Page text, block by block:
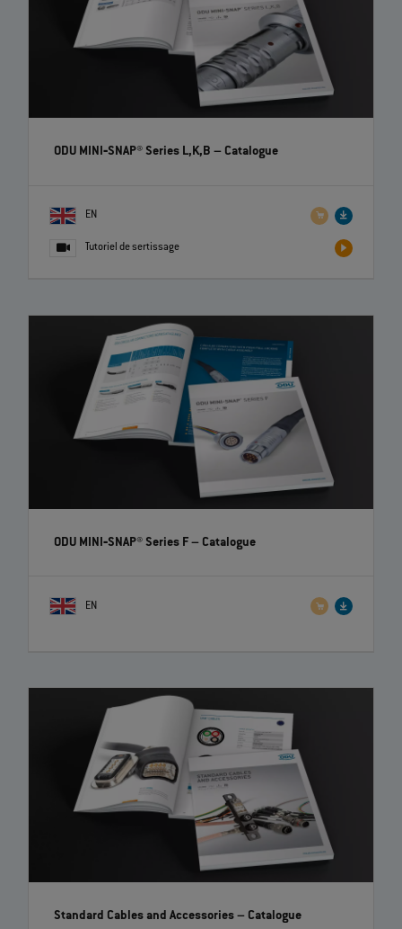
ODU MINI‐SNAP® Series L,K,B – Catalogue
EN
Tutoriel de sertissage
ODU MINI‐SNAP® Series F– Catalogue
EN
Standard Cables and Accessories– Catalogue